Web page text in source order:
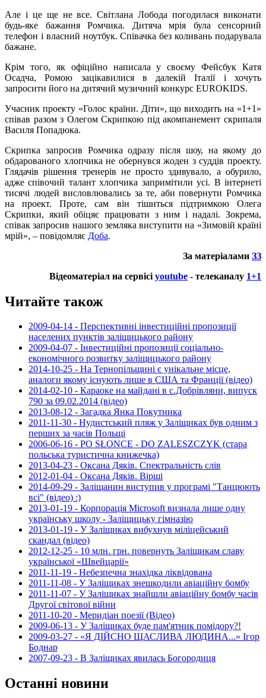
Але і це ще не все. Світлана Лобода погодилася виконати
будь-яке бажання Ромчика. Дитяча мрія була сенсорний
телефон і власний ноутбук. Співачка без коливань подарувала
бажане.
Крім того, як офіційно написала у своєму Фейсбук Катя
Осадча, Ромою зацікавилися в далекій Італії і хочуть
запросити його на дитячий музичний конкурс EUROKIDS.
Учасник проекту «Голос країни. Діти», що виходить на «1+1»
співав разом з Олегом Скрипкою під акомпанемент скрипаля
Василя Попадюка.
Скрипка запросив Ромчика одразу після шоу, на якому до
обдарованого хлопчика не обернувся жоден з суддів проекту.
Глядачів рішення тренерів не просто здивувало, а обурило,
адже співочий талант хлопчика запримітили усі. В інтернеті
тисячі людей висловлювались за те, аби повернути Ромчика
на проект. Проте, сам він тішиться підтримкою Олега
Скрипки, який обіцяє працювати з ним і надалі. Зокрема,
співак запросив нашого земляка виступити на «Зимовій країні
мрій», – повідомляє Доба.
За матеріалами ЗЗ
Відеоматеріал на сервісі youtube - телеканалу 1+1
Читайте також
2009-04-14 - Перспективні інвестиційні пропозиції
населених пунктів заліщицького району
2009-04-07 - Інвестиційні пропозиції соціально-
економічного розвитку заліщицького району
2014-10-25 - На Тернопільщині є унікальне місце,
аналоги якому існують лише в США та Франції (відео)
2014-02-10 - Караоке на майдані в с.Добрівляни, випуск
790 за 09.02.2014 (відео)
2013-08-12 - Загадка Янка Покутника
2011-11-30 - Нудистський пляж у Заліщиках був одним з
перших за часів Польщі
2006-06-16 - PO SŁONCE - DO ZALESZCZYK (стара
польська туристична книжечка)
2013-04-23 - Оксана Дяків. Спектральність слів
2012-01-04 - Оксана Дяків. Вірші
2014-09-29 - Заліщанин виступив у програмі "Танцюють
всі" (відео) :)
2013-01-19 - Корпорація Microsoft визнала лише одну
українську школу - Заліщицьку гімназію
2013-01-19 - У Заліщиках вибухнув міліцейський
скандал (відео)
2012-12-25 - 10 млн. грн. повернуть Заліщикам славу
української «Швейцарії»
2011-11-19 - Небезпечна знахідка ліквідована
2011-11-08 - У Заліщиках знешкодили авіаційну бомбу
2011-11-07 - У Заліщиках знайшли авіаційну бомбу часів
Другої світової війни
2011-10-20 - Меридіан поезії (Відео)
2009-06-13 - У Заліщиках буде пам'ятник помідору?!
2009-03-27 - «Я ДІЙСНО ЩАСЛИВА ЛЮДИНА...» Ігор
Боднар
2007-09-23 - В Заліщиках явилась Богородиця
Останні новини